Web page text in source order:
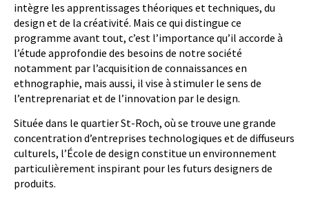
intègre les apprentissages théoriques et techniques, du
design et de la créativité. Mais ce qui distingue ce
programme avant tout, c’est l’importance qu’il accorde à
l’étude approfondie des besoins de notre société
notamment par l’acquisition de connaissances en
ethnographie, mais aussi, il vise à stimuler le sens de
l’entreprenariat et de l’innovation par le design.
Située dans le quartier St-Roch, où se trouve une grande
concentration d’entreprises technologiques et de diffuseurs
culturels, l’École de design constitue un environnement
particulièrement inspirant pour les futurs designers de
produits.